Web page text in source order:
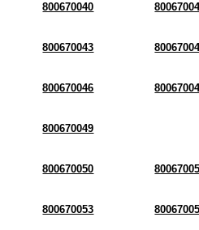
800670040
800670043
800670046
800670049
800670050
800670053